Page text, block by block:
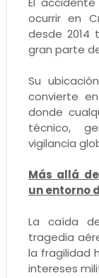
ocurrir en
desde 2014
gran parte
Su
convierte
donde
técnico,
vigilancia
Más allá
un entorno
La caída
tragedia
la fragilidad
intereses